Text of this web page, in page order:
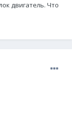
двигатель. Что